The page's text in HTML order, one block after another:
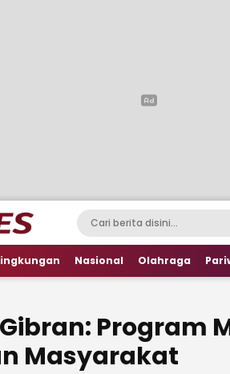
Nasional Olahraga
Program
Masyarakat